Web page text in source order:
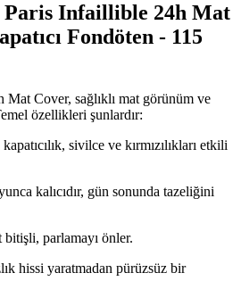
Infaillible 24h Mat
Fondöten - 115
Cover, sağlıklı mat görünüm ve
özellikleri şunlardır:
sivilce ve kırmızılıkları etkili
kalıcıdır, gün sonunda tazeliğini
bitişli, parlamayı önler.
hissi yaratmadan pürüzsüz bir